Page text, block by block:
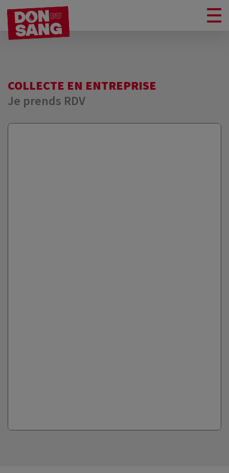
COLLECTE EN ENTREPRISE
Je prends RDV